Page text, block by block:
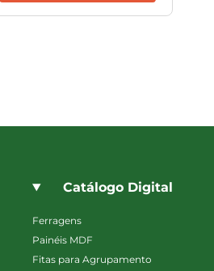
Catálogo Digital
Ferragens
Painéis MDF
Fitas para Agrupamento